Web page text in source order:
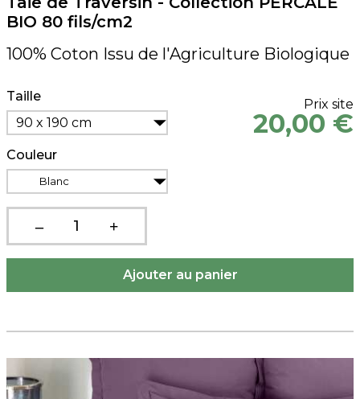
BIO 80 fils/cm2
100% Coton Issu de l'Agriculture Biologique
Taille
90 x 190 cm
Couleur
Blanc
Prix site
20,00 €